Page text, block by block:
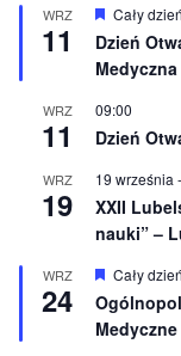
o
n
e
WRZ
11
W
y
r
ó
n
o
e
Cały dzień
Dzień
WRZ
11
09:00
Dzień
WRZ
19
19 września -
XXII
nauki” –
WRZ
24
W
r
ó
Cały dzień